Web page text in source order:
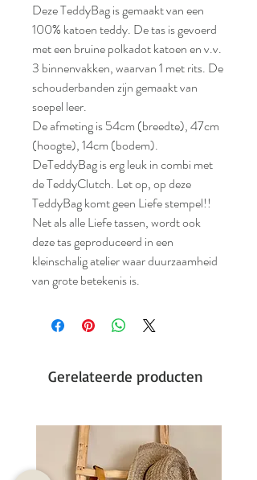
Deze TeddyBag is gemaakt van een
100% katoen teddy. De tas is gevoerd
met een bruine polkadot katoen en v.v.
3 binnenvakken, waarvan 1 met rits. De
schouderbanden zijn gemaakt van
soepel leer.
De afmeting is 54cm (breedte), 47cm
(hoogte), 14cm (bodem).
DeTeddyBag is erg leuk in combi met
de TeddyClutch. Let op, op deze
TeddyBag komt geen Liefe stempel!!
Net als alle Liefe tassen, wordt ook
deze tas geproduceerd in een
kleinschalig atelier waar duurzaamheid
van grote betekenis is.
Gerelateerde producten